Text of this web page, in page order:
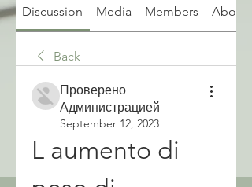
Discussion Media Members About
Back
Проверено
Администрацией
September 12, 2023
L aumento di